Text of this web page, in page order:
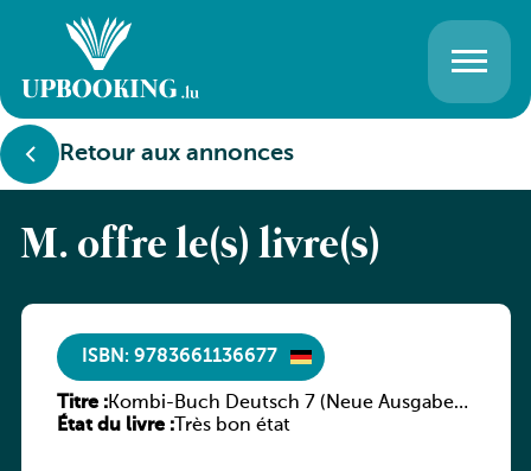
Retour aux annonces
M. offre le(s) livre(s)
ISBN: 9783661136677
Titre :Kombi-Buch Deutsch 7 (Neue Ausgabe
Luxemburg)
État du livre :Très bon état